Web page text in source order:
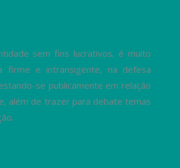
sem fins lucrativos, é muito
firme e intransigente, na defesa
se publicamente em relação
além de trazer para debate temas